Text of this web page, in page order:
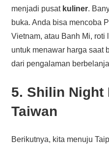
menjadi pusat kuliner.
buka. Anda bisa mencoba
Vietnam, atau Banh Mi, roti
untuk menawar harga saat
dari pengalaman
5. Shilin Night
Taiwan
Berikutnya, kita menuju